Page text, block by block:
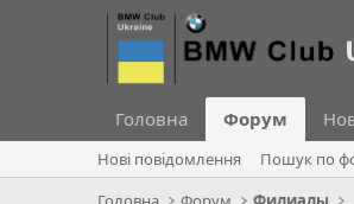
Головна Форум
Нові повідомлення
Пошук по